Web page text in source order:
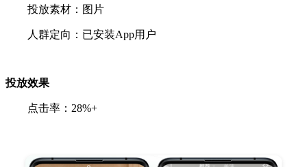
投放素材：图片
人群定向：已安装App用户
投放效果
点击率：28%+